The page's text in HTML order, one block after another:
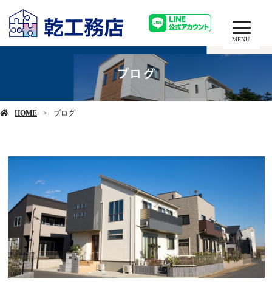
MENU
ブログ
HOME ブログ